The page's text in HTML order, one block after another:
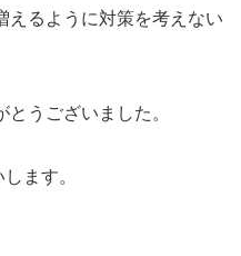
えるように対策を考えない
うございました。
ます。